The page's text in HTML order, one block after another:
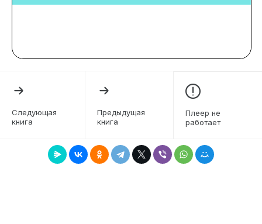
Следующая
книга
Предыдущая
книга
Плеер не
работает